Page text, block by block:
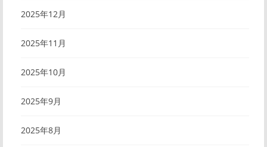
2025年12月
2025年11月
2025年10月
2025年9月
2025年8月